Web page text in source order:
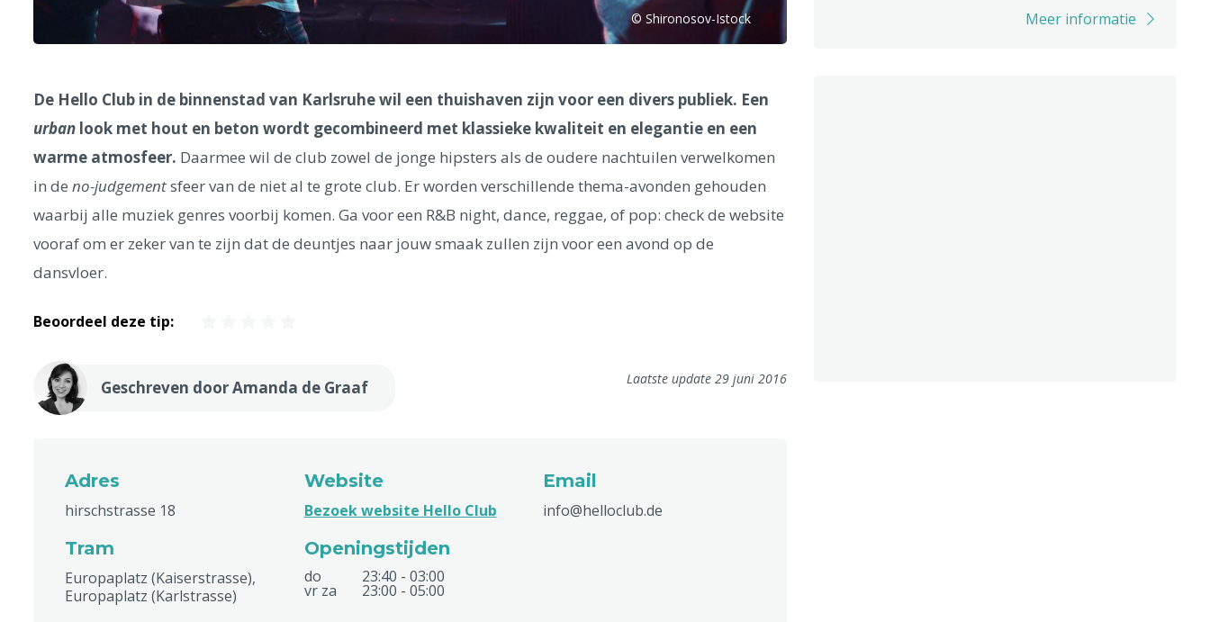
© Shironosov-Istock
De Hello Club in de binnenstad van Karlsruhe wil een thuishaven zijn voor een divers publiek. Een
urban look met hout en beton wordt gecombineerd met klassieke kwaliteit en elegantie en een
warme atmosfeer. Daarmee wil de club zowel de jonge hipsters als de oudere nachtuilen verwelkomen
in de no-judgementsfeer van de niet al te grote club. Er worden verschillende thema-avonden gehouden
waarbij alle muziek genres voorbij komen. Ga voor een R&B night, dance, reggae, of pop: check de website
vooraf om er zeker van te zijn dat de deuntjes naar jouw smaak zullen zijn voor een avond op de
dansvloer.
Beoordeel deze tip:
Geschreven door Amanda de Graaf Laatste update 29 juni 2016
Adres
hirschstrasse 18
Website
Bezoek website Hello Club
Email
info@helloclub.de
Tram
Europaplatz (Kaiserstrasse),
Europaplatz (Karlstrasse)
Openingstijden
do 23:40 - 03:00
vr za 23:00 - 05:00
Meer informatie